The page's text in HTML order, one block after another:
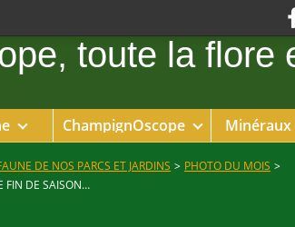
ChampignOscope Minéraux
DE NOS PARCS ET JARDINS > PHOTO DU MOIS >
FIN DE SAISON…